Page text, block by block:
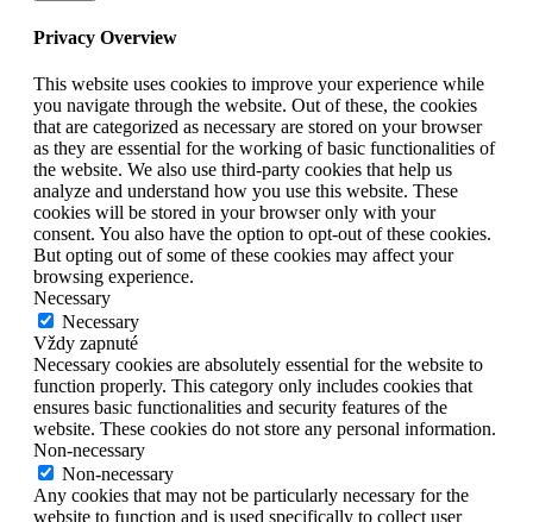
Privacy Overview
This website uses cookies to improve your experience while
you navigate through the website. Out of these, the cookies
that are categorized as necessary are stored on your browser
as they are essential for the working of basic functionalities of
the website. We also use third-party cookies that help us
analyze and understand how you use this website. These
cookies will be stored in your browser only with your
consent. You also have the option to opt-out of these cookies.
But opting out of some of these cookies may affect your
browsing experience.
Necessary
Necessary
Vždy zapnuté
Necessary cookies are absolutely essential for the website to
function properly. This category only includes cookies that
ensures basic functionalities and security features of the
website. These cookies do not store any personal information.
Non-necessary
Non-necessary
Any cookies that may not be particularly necessary for the
website to function and is used specifically to collect user